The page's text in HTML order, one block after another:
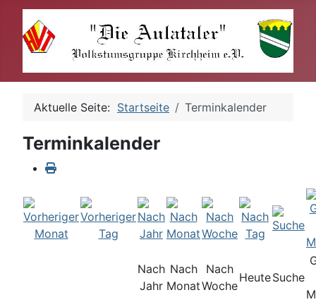
Aktuelle Seite: Startseite Terminkalender
Terminkalender
Nach
Jahr
Nach
Monat
Nach
Woche
HeuteSuche